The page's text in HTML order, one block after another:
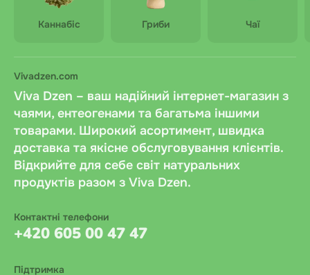
Каннабіс Гриби Чаї
Vivadzen.com
Viva Dzen – ваш надійний інтернет-магазин з
чаями, ентеогенами та багатьма іншими
товарами. Широкий асортимент, швидка
доставка та якісне обслуговування клієнтів.
Відкрийте для себе світ натуральних
продуктів разом з Viva Dzen.
Контактні телефони
+420 605 00 47 47
Підтримка